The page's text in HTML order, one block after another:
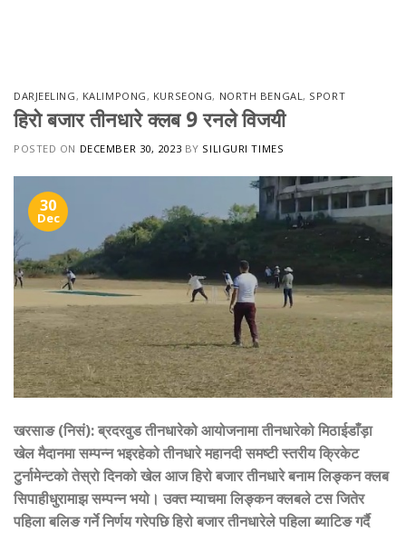
DARJEELING, KALIMPONG, KURSEONG, NORTH BENGAL, SPORT
हिरो बजार तीनधारे क्लब 9 रनले विजयी
POSTED ON DECEMBER 30, 2023 BY SILIGURI TIMES
30
Dec
खरसाङ (निसं): ब्रदरवुड तीनधारेको आयोजनामा तीनधारेको मिठाईडाँड़ा
खेल मैदानमा सम्पन्न भइरहेको तीनधारे महानदी समष्टी स्तरीय क्रिकेट
टुर्नामेन्टको तेस्रो दिनको खेल आज हिरो बजार तीनधारे बनाम लिङ्कन क्लब
सिपाहीधुरामाझ सम्पन्न भयो। उक्त म्याचमा लिङ्कन क्लबले टस जितेर
पहिला बलिङ गर्ने निर्णय गरेपछि हिरो बजार तीनधारेले पहिला ब्याटिङ गर्दै